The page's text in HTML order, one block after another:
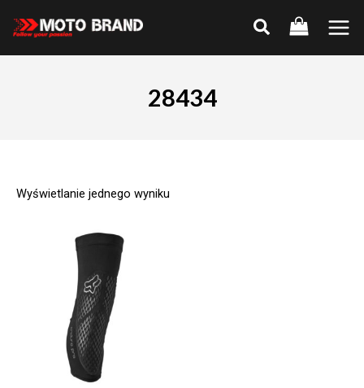
Main
28434
Wyświetlanie jednego wyniku